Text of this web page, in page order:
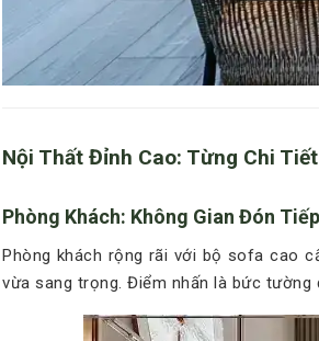
Nội Thất Đỉnh Cao: Từng Chi
Phòng Khách: Không Gian Đón
Phòng khách rộng rãi với bộ sofa cao
vừa sang trọng. Điểm nhấn là bức